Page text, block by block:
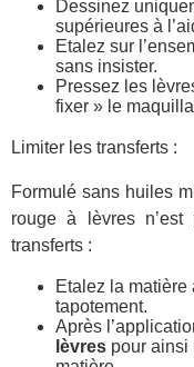
Dessinez
supérieures à
Etalez sur
sans insister.
Pressez les
fixer » le
Limiter les transferts :
Formulé sans huiles
rouge à lèvres
transferts :
Etalez la matière
tapotement.
Après
lèvres pour ainsi